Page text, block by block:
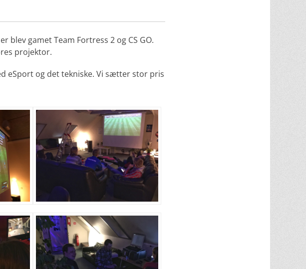
blev gamet Team Fortress 2 og CS GO.
projektor.
eSport og det tekniske. Vi sætter stor pris